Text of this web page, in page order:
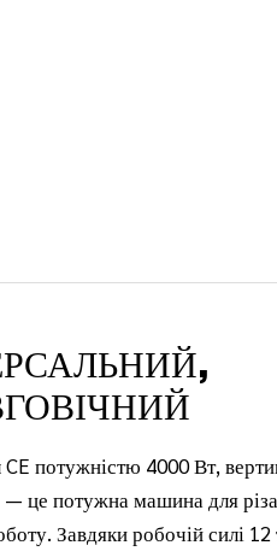
потужністю 4000 Вт,
це потужна машина для
Завдяки робочій силі 12